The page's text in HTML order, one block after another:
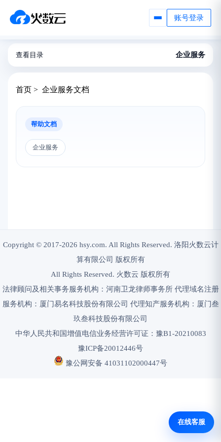
账号登录
查看目录 企业服务
首页 > 企业服务文档
帮助文档
企业服务
在线客服
Copyright © 2017-2026 hsy.com. All Rights Reserved. 洛阳火数云计
算有限公司 版权所有
All Rights Reserved. 火数云 版权所有
法律顾问及相关事务服务机构：河南卫龙律师事务所 代理域名注册
服务机构：厦门易名科技股份有限公司 代理知产服务机构：厦门叁
玖叁科技股份有限公司
中华人民共和国增值电信业务经营许可证：豫B1-20210083
豫ICP备20012446号
豫公网安备 41031102000447号